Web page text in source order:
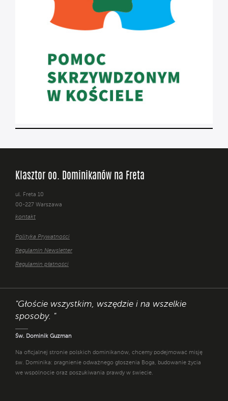
Klasztor oo. Dominikanów na Freta
ul. Freta 10
00-227 Warszawa
kontakt
Polityka Prywatności
Regulamin Newsletter
Regulamin płatności
"Głoście wszystkim, wszędzie i na wszelkie
sposoby. "
Św. Dominik Guzman
Na oficjalnej stronie polskich dominikanów, chcemy podejmować misję
św. Dominika: pragnienie odważnego głoszenia Boga, budowanie życia
we wspólnocie oraz poszukiwania prawdy w świecie.